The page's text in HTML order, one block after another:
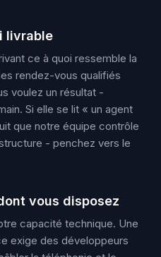
livrable
ce à quoi ressemble la
rendez-vous qualifiés
voulez un résultat -
Si elle se lit « un agent
que notre équipe contrôle
- penchez vers le
vous disposez
capacité technique. Une
exige des développeurs